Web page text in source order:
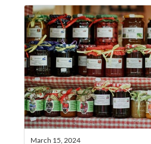
March 15, 2024